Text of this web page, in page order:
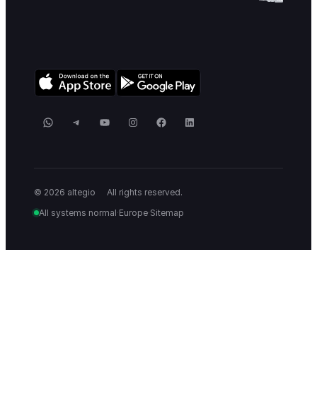
WhatsApp
TelegramYouTubeInstagram
FacebookLinkedIn
© 2026 altegio
All rights reserved.
All systems normal·Europe·Sitemap